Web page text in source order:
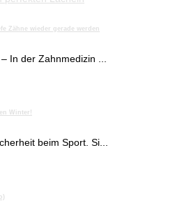
Zähne wieder gerade werden
In der Zahnmedizin ...
Winter!
beim Sport. Si...